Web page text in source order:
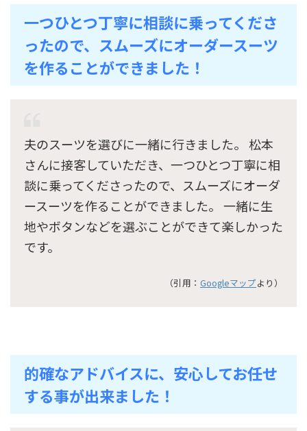
一つひとつ丁寧に相談に乗ってくださ
ったので、スムーズにオーダースーツ
を作ることができました！
夫のスーツを選びに一緒に行きました。 松本
さんに接客していただき、一つひとつ丁寧に相
談に乗ってくださったので、スムーズにオーダ
ースーツを作ることができました。 一緒に生
地やボタンなどを選ぶことができて楽しかった
です。
（引用： Googleマップより）
的確なアドバイスに、安心してお任せ
する事が出来ました！